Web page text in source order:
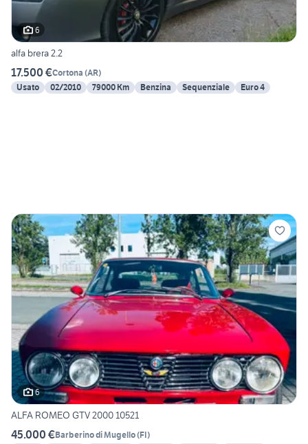
6
alfa brera 2.2
17.500 €Cortona (AR)
Usato
02/2010 79000 Km Benzina Sequenziale Euro 4
6
ALFA ROMEO GTV 2000 10521
45.000 €Barberino di Mugello(FI)